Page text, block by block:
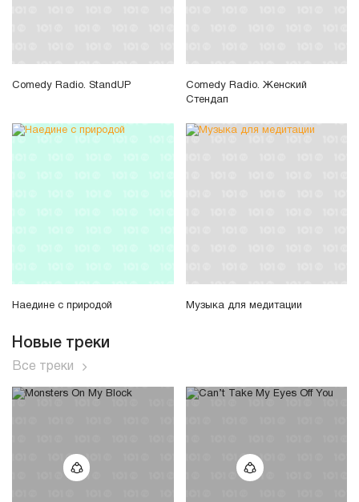
Comedy Radio. StandUP
Comedy Radio. Женский
Стендап
Наедине с природой Музыка для медитации
Новые треки
Все треки